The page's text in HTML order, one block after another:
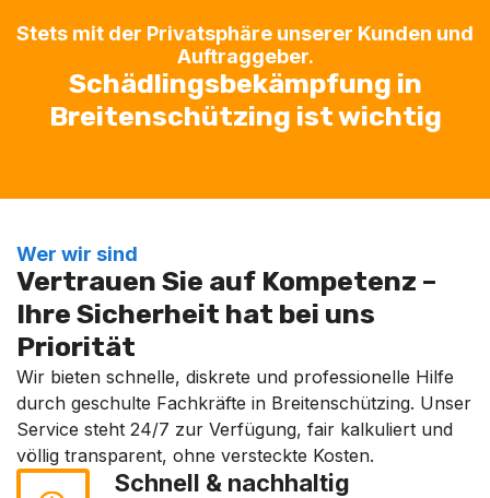
Stets mit der Privatsphäre unserer Kunden und
Auftraggeber.
Schädlingsbekämpfung in
Breitenschützing ist wichtig
Wer wir sind
Vertrauen Sie auf Kompetenz –
Ihre Sicherheit hat bei uns
Priorität
Wir bieten schnelle, diskrete und professionelle Hilfe
durch geschulte Fachkräfte in Breitenschützing. Unser
Service steht 24/7 zur Verfügung, fair kalkuliert und
völlig transparent, ohne versteckte Kosten.
Schnell & nachhaltig